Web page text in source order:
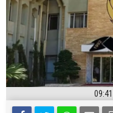
09:41